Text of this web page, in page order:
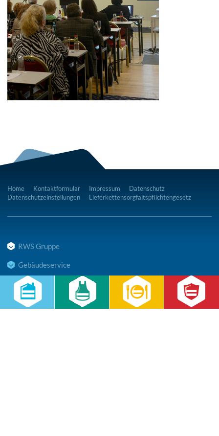
Home Kontaktformular Impressum
Datenschutz
Datenschutzeinstellungen
Lieferkettensorgfaltspflichtengesetz
RWS Gruppe
Gebäudeservice
Hauswirtschaft
Cateringservice